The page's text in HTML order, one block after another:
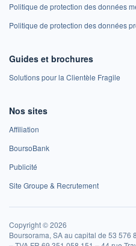
Politique de protection des données
Politique de protection des données
Guides et brochures
Solutions pour la Clientèle Fragile
Nos sites
Affiliation
BoursoBank
Publicité
Site Groupe & Recrutement
Copyright © 2026
Boursorama, SA au capital de 53 576